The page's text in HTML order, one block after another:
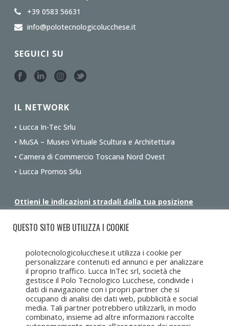
+39 0583 56631
info@polotecnologicolucchese.it
SEGUICI SU
IL NETWORK
• Lucca In-Tec Srlu
• MuSA – Museo Virtuale Scultura e Architettura
• Camera di Commercio Toscana Nord Ovest
• Lucca Promos Srlu
Ottieni le indicazioni stradali dalla tua posizione
QUESTO SITO WEB UTILIZZA I COOKIE
polotecnologicolucchese.it utilizza i cookie per
personalizzare contenuti ed annunci e per analizzare
il proprio traffico. Lucca InTec srl, società che
gestisce il Polo Tecnologico Lucchese, condivide i
dati di navigazione con i propri partner che si
occupano di analisi dei dati web, pubblicità e social
media. Tali partner potrebbero utilizzarli, in modo
combinato, insieme ad altre informazioni raccolte